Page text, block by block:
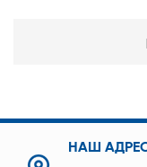
НАШ